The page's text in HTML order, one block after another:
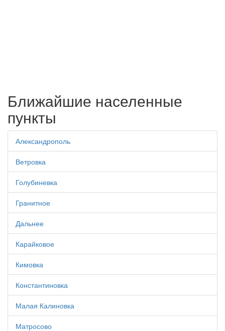
Ближайшие населенные
пункты
Александрополь
Ветровка
Голубиневка
Гранитное
Дальнее
Карайковое
Кимовка
Константиновка
Малая Калиновка
Матросово